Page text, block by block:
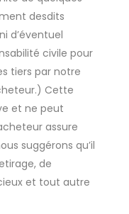
desdits
d’éventuel
civile pour
tiers par notre
Cette
et ne peut
assure
suggérons qu’il
de
et tout autre